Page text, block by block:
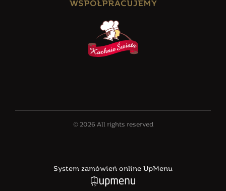
WSPÓŁPRACUJEMY
© 2026 All rights reserved
System zamówień online UpMenu